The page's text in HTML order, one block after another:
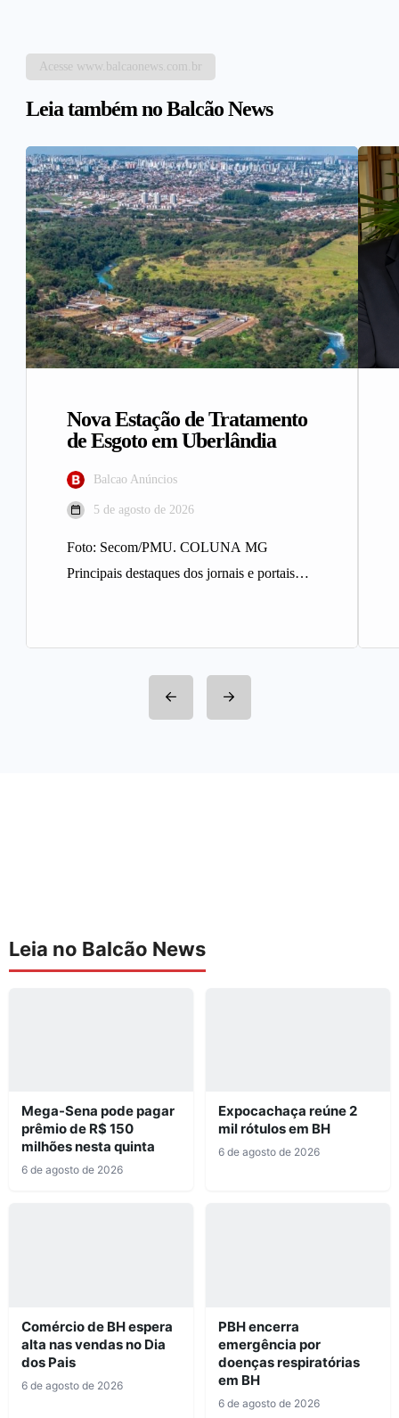
Acesse www.balcaonews.com.br
Leia também no Balcão News
Nova Estação de Tratamento
de Esgoto em Uberlândia
Balcao Anúncios
5 de agosto de 2026
Foto: Secom/PMU. COLUNA MG
Principais destaques dos jornais e portais
Leia no Balcão News
Mega-Sena pode pagar
prêmio de R$ 150
milhões nesta quinta
6 de agosto de 2026
Expocachaça reúne 2
mil rótulos em BH
6 de agosto de 2026
Comércio de BH espera
alta nas vendas no Dia
dos Pais
6 de agosto de 2026
PBH encerra
emergência por
doenças respiratórias
em BH
6 de agosto de 2026